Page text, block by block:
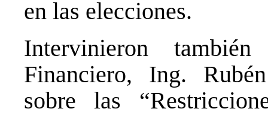
en las elecciones.
Intervinieron
Financiero, Ing.
sobre las